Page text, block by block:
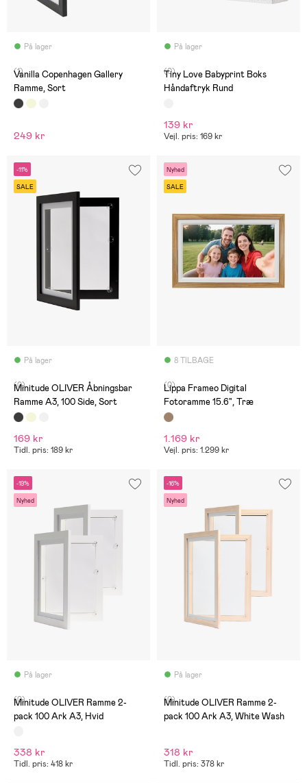
På lager
(1)
Vanilla Copenhagen Gallery
Ramme, Sort
249 kr
På lager
(0)
Tiny Love Babyprint Boks
Håndaftryk Rund
139 kr
Vejl. pris: 169 kr
-11%
SALE
På lager
(0)
Minitude OLIVER Åbningsbar
Ramme A3, 100 Side, Sort
169 kr
Tidl. pris: 189 kr
Nyhed
SALE
8 TILBAGE
(0)
Lippa Frameo Digital
Fotoramme 15.6", Træ
1.169 kr
Vejl. pris: 1.299 kr
-19%
Nyhed
På lager
(0)
Minitude OLIVER Ramme 2-
pack 100 Ark A3, Hvid
338 kr
Tidl. pris: 418 kr
-16%
Nyhed
På lager
(0)
Minitude OLIVER Ramme 2-
pack 100 Ark A3, White Wash
318 kr
Tidl. pris: 378 kr